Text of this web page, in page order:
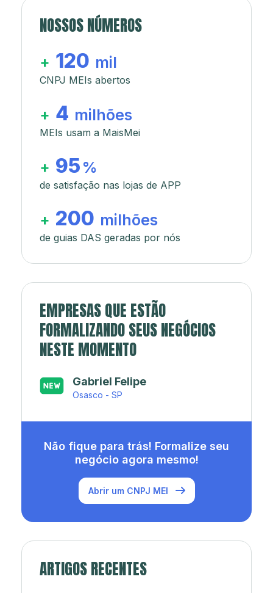
NOSSOS NÚMEROS
+ 120 mil
CNPJ MEIs abertos
+ 4 milhões
MEIs usam a MaisMei
+ 95 %
de satisfação nas lojas de APP
+ 200 milhões
de guias DAS geradas por nós
EMPRESAS QUE ESTÃO
FORMALIZANDO SEUS NEGÓCIOS
NESTE MOMENTO
Japa’s açaí e sorveteria
Rio de Janeiro - RJ
Não fique para trás! Formalize seu
negócio agora mesmo!
Abrir um CNPJ MEI
ARTIGOS RECENTES